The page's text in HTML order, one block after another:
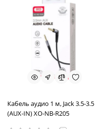
Кабель аудио 1 м, Jack 3.5-3.5
(AUX-IN) XO-NB-R205